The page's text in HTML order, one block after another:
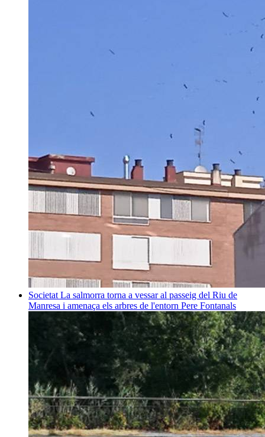
Societat La salmorra torna a vessar al passeig del Riu de
Manresa i amenaça els arbres de l'entorn Pere Fontanals